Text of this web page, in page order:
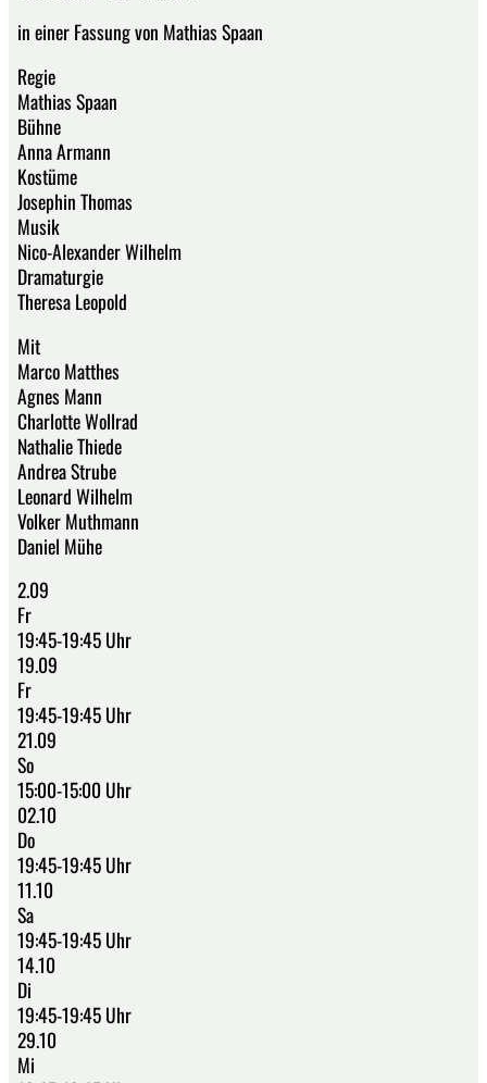
in einer Fassung von Mathias Spaan
Regie
Mathias Spaan
Bühne
Anna Armann
Kostüme
Josephin Thomas
Musik
Nico-Alexander Wilhelm
Dramaturgie
Theresa Leopold
Mit
Marco Matthes
Agnes Mann
Charlotte Wollrad
Nathalie Thiede
Andrea Strube
Leonard Wilhelm
Volker Muthmann
Daniel Mühe
2.09
Fr
19:45-19:45 Uhr
19.09
Fr
19:45-19:45 Uhr
21.09
So
15:00-15:00 Uhr
02.10
Do
19:45-19:45 Uhr
11.10
Sa
19:45-19:45 Uhr
14.10
Di
19:45-19:45 Uhr
29.10
Mi